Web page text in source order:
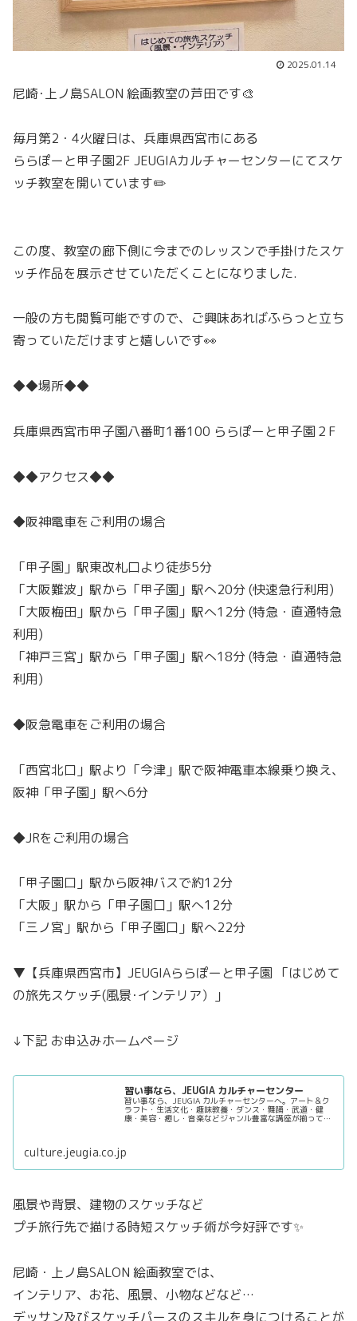
2025.01.14
尼崎･上ノ島SALON 絵画教室の芦田です🎨
毎月第2・4火曜日は、兵庫県西宮市にある
ららぽーと甲子園2F JEUGIAカルチャーセンターにてスケ
ッチ教室を開いています✏️
この度、教室の廊下側に今までのレッスンで手掛けたスケ
ッチ作品を展示させていただくことになりました.
一般の方も閲覧可能ですので、ご興味あればふらっと立ち
寄っていただけますと嬉しいです👀
◆◆場所◆◆
兵庫県西宮市甲子園八番町1番100 ららぽーと甲子園２F
◆◆アクセス◆◆
◆阪神電車をご利用の場合
「甲子園」駅東改札口より徒歩5分
「大阪難波」駅から「甲子園」駅へ20分 (快速急行利用)
「大阪梅田」駅から「甲子園」駅へ12分 (特急・直通特急
利用)
「神戸三宮」駅から「甲子園」駅へ18分 (特急・直通特急
利用)
◆阪急電車をご利用の場合
「西宮北口」駅より「今津」駅で阪神電車本線乗り換え、
阪神「甲子園」駅へ6分
◆JRをご利用の場合
「甲子園口」駅から阪神バスで約12分
「大阪」駅から「甲子園口」駅へ12分
「三ノ宮」駅から「甲子園口」駅へ22分
▼【兵庫県西宮市】JEUGIAららぽーと甲子園 「はじめて
の旅先スケッチ(風景･インテリア）」
↓下記 お申込みホームページ
習い事なら、JEUGIA カルチャーセンター
習い事なら、JEUGIA カルチャーセンターへ。アート＆ク
ラフト・生活文化・趣味教養・ダンス・舞踊・武道・健
康・美容・癒し・音楽などジャンル豊富な講座が揃ってい
culture.jeugia.co.jp
風景や背景、建物のスケッチなど
プチ旅行先で描ける時短スケッチ術が今好評です✨
尼崎・上ノ島SALON 絵画教室では、
インテリア、お花、風景、小物などなど…
デッサン及びスケッチパースのスキルを身につけることが